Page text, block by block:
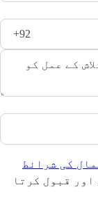
کی شرائط
قبول کرتا